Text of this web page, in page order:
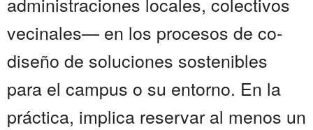
vecinales— en los procesos de co-
diseño de soluciones sostenibles
para el campus o su entorno. En la
práctica, implica reservar al menos un